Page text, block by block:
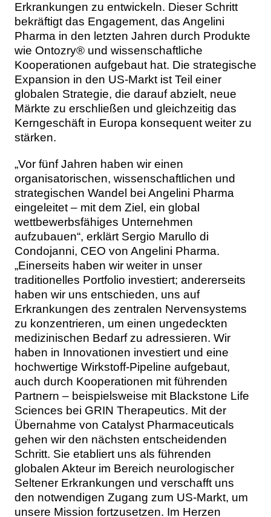
Erkrankungen zu entwickeln. Dieser Schritt
bekräftigt das Engagement, das Angelini
Pharma in den letzten Jahren durch Produkte
wie Ontozry® und wissenschaftliche
Kooperationen aufgebaut hat. Die strategische
Expansion in den US-Markt ist Teil einer
globalen Strategie, die darauf abzielt, neue
Märkte zu erschließen und gleichzeitig das
Kerngeschäft in Europa konsequent weiter zu
stärken.
„Vor fünf Jahren haben wir einen
organisatorischen, wissenschaftlichen und
strategischen Wandel bei Angelini Pharma
eingeleitet – mit dem Ziel, ein global
wettbewerbsfähiges Unternehmen
aufzubauen“, erklärt Sergio Marullo di
Condojanni, CEO von Angelini Pharma.
„Einerseits haben wir weiter in unser
traditionelles Portfolio investiert; andererseits
haben wir uns entschieden, uns auf
Erkrankungen des zentralen Nervensystems
zu konzentrieren, um einen ungedeckten
medizinischen Bedarf zu adressieren. Wir
haben in Innovationen investiert und eine
hochwertige Wirkstoff-Pipeline aufgebaut,
auch durch Kooperationen mit führenden
Partnern – beispielsweise mit Blackstone Life
Sciences bei GRIN Therapeutics. Mit der
Übernahme von Catalyst Pharmaceuticals
gehen wir den nächsten entscheidenden
Schritt. Sie etabliert uns als führenden
globalen Akteur im Bereich neurologischer
Seltener Erkrankungen und verschafft uns
den notwendigen Zugang zum US-Markt, um
unsere Mission fortzusetzen. Im Herzen